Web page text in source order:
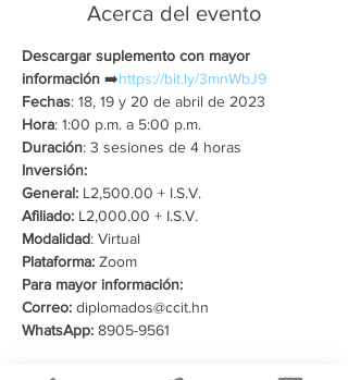
Acerca del evento
Descargar suplemento con mayor
información ➡️https://bit.ly/3mnWbJ9
Fechas: 18, 19 y 20 de abril de 2023
Hora: 1:00 p.m. a 5:00 p.m.
Duración: 3 sesiones de 4 horas
Inversión:
General: L2,500.00 + I.S.V.
Afiliado: L2,000.00 + I.S.V.
Modalidad: Virtual
Plataforma: Zoom
Para mayor información:
Correo: diplomados@ccit.hn
WhatsApp: 8905-9561